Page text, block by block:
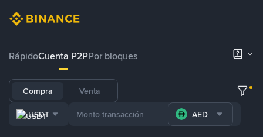
RápidoCuenta P2PPor bloques
Compra Venta
USDT AED